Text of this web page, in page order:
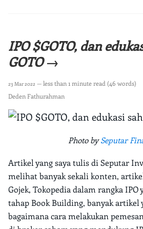
IPO $GOTO, dan
GOTO →
23 Mar 2022 — less than 1 minute read (46 words)
Deden Fathurahman
Photo bySeputar
Artikel yang saya tulis di Seputar
melihat banyak sekali konten,
Gojek, Tokopedia dalam rangka IPO
tahap Book Building, banyak artikel
bagaimana cara melakukan